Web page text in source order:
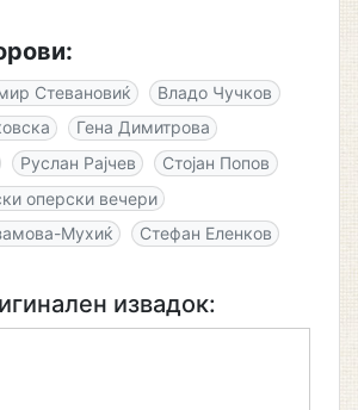
Стевановиќ
Владо Чучков
Гена Димитрова
Руслан Рајчев
Стојан Попов
оперски вечери
Мухиќ
Стефан Еленков
извадок: